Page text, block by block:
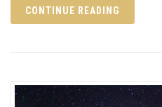
CONTINUE READING